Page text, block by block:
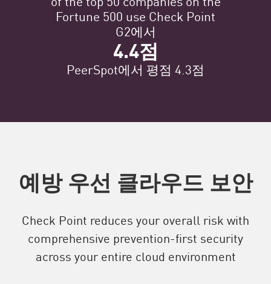
Fortune 500 use Check Point
G2에서
4.4점
PeerSpot에서 평점 4.3점
예방 우선 클라우드 보안
Check Point reduces your overall risk with
comprehensive prevention-first security
across your entire cloud environment